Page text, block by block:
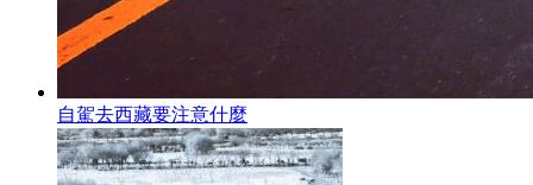
自駕去西藏要注意什麼